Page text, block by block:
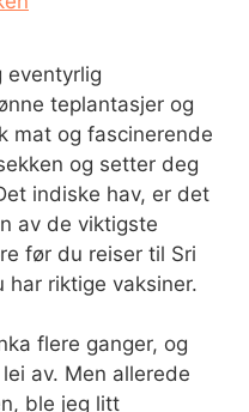
eventyrlig
teplantasjer og
mat og fascinerende
og setter deg
indiske hav, er det
av de viktigste
før du reiser til Sri
har riktige vaksiner.
flere ganger, og
av. Men allerede
ble jeg litt